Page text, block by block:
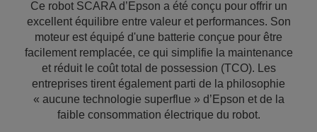
Ce robot SCARA d’Epson a été conçu pour offrir un
excellent équilibre entre valeur et performances. Son
moteur est équipé d'une batterie conçue pour être
facilement remplacée, ce qui simplifie la maintenance
et réduit le coût total de possession (TCO). Les
entreprises tirent également parti de la philosophie
« aucune technologie superflue » d’Epson et de la
faible consommation électrique du robot.